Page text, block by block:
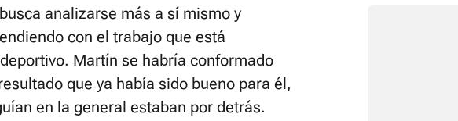
analizarse más a sí mismo y
con el trabajo que está
Martín se habría conformado
que ya había sido bueno para él,
en la general estaban por detrás.